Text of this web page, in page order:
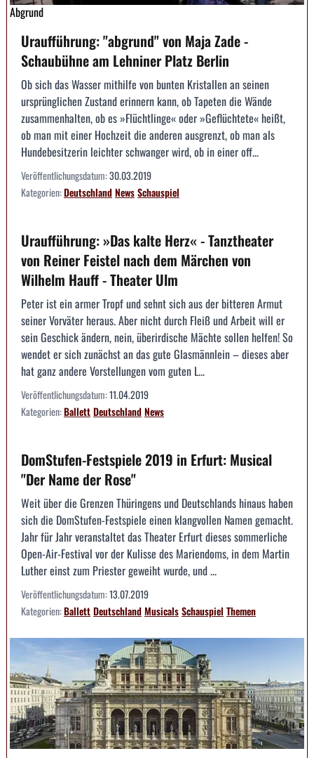
Abgrund
Uraufführung: "abgrund" von Maja Zade -
Schaubühne am Lehniner Platz Berlin
Ob sich das Wasser mithilfe von bunten Kristallen an seinen
ursprünglichen Zustand erinnern kann, ob Tapeten die Wände
zusammenhalten, ob es »Flüchtlinge« oder »Geflüchtete« heißt,
ob man mit einer Hochzeit die anderen ausgrenzt, ob man als
Hundebesitzerin leichter schwanger wird, ob in einer off...
Veröffentlichungsdatum:30.03.2019
Kategorien:DeutschlandNewsSchauspiel
Uraufführung: »Das kalte Herz« - Tanztheater
von Reiner Feistel nach dem Märchen von
Wilhelm Hauff - Theater Ulm
Peter ist ein armer Tropf und sehnt sich aus der bitteren Armut
seiner Vorväter heraus. Aber nicht durch Fleiß und Arbeit will er
sein Geschick ändern, nein, überirdische Mächte sollen helfen! So
wendet er sich zunächst an das gute Glasmännlein – dieses aber
hat ganz andere Vorstellungen vom guten L...
Veröffentlichungsdatum:11.04.2019
Kategorien:BallettDeutschlandNews
DomStufen-Festspiele 2019 in Erfurt: Musical
"Der Name der Rose"
Weit über die Grenzen Thüringens und Deutschlands hinaus haben
sich die DomStufen-Festspiele einen klangvollen Namen gemacht.
Jahr für Jahr veranstaltet das Theater Erfurt dieses sommerliche
Open-Air-Festival vor der Kulisse des Mariendoms, in dem Martin
Luther einst zum Priester geweiht wurde, und ...
Veröffentlichungsdatum:13.07.2019
Kategorien:BallettDeutschlandMusicalsSchauspiel Themen